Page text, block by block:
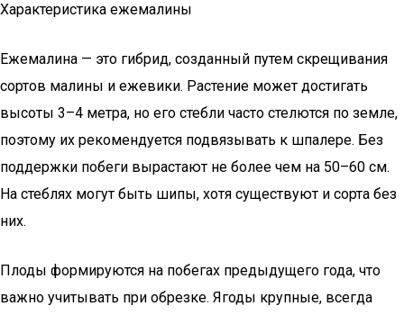
Характеристика ежемалины
Ежемалина — это гибрид, созданный путем скрещивания
сортов малины и ежевики. Растение может достигать
высоты 3–4 метра, но его стебли часто стелются по земле,
поэтому их рекомендуется подвязывать к шпалере. Без
поддержки побеги вырастают не более чем на 50–60 см.
На стеблях могут быть шипы, хотя существуют и сорта без
них.
Плоды формируются на побегах предыдущего года, что
важно учитывать при обрезке. Ягоды крупные, всегда